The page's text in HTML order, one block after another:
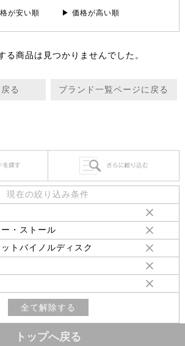
が安い順 ▶ 価格が高い順
る商品は見つかりませんでした。
る ブランド一覧ページに戻る
現在の絞り込み条件
・ストール
トバイノルディスク
全て解除する
トップへ戻る